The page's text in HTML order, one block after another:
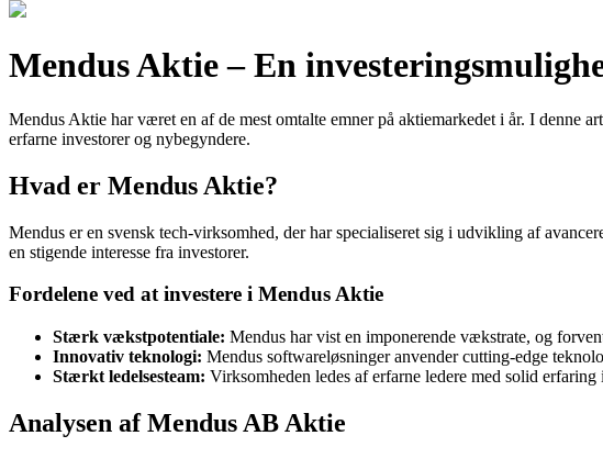
Mendus Aktie – En
Mendus Aktie har været en af de mest omtalte emner på aktiemarkedet i år. I
erfarne investorer og nybegyndere.
Hvad er Mendus Aktie?
Mendus er en svensk tech-virksomhed, der har specialiseret sig i udvikling af
en stigende interesse fra investorer.
Fordelene ved at investere i Mendus Aktie
Stærk vækstpotentiale: Mendus har vist en imponerende vækstrate, og
Innovativ teknologi: Mendus softwareløsninger anvender cutting-edge
Stærkt ledelsesteam: Virksomheden ledes af erfarne ledere med solid
Analysen af Mendus AB Aktie